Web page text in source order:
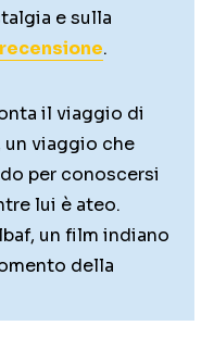
e sulla
.
il viaggio di
un viaggio che
per conoscersi
lui è ateo.
un film indiano
della